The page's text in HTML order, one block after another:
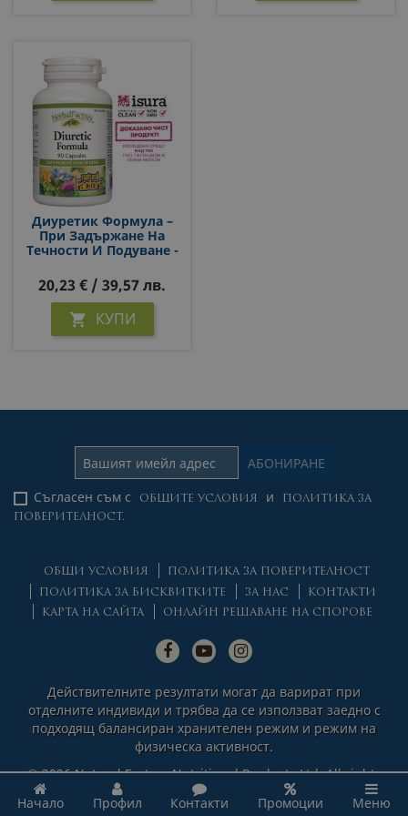
Диуретик Формула –
При Задържане На
Течности И Подуване -
Естествен Диуретичен
Ефект, 90 Капсули
20,23 € / 39,57 лв.
 КУПИ
Съгласен съм с ОБЩИТЕ УСЛОВИЯ и
ПОЛИТИКА ЗА
ПОВЕРИТЕЛНОСТ.
ОБЩИ УСЛОВИЯ
ПОЛИТИКА ЗА ПОВЕРИТЕЛНОСТ
ПОЛИТИКА ЗА БИСКВИТКИТЕ
ЗА НАС
КОНТАКТИ
КАРТА НА САЙТА
ОНЛАЙН РЕШАВАНЕ НА СПОРОВЕ
Начало Профил Контакти Промоции Меню
Действителните резултати могат да варират при
отделните индивиди и трябва да се използват заедно с
подходящ балансиран хранителен режим и режим на
физическа активност.
© 2026 Natural Factors Nutritional Products Ltd. All rights
reserved.